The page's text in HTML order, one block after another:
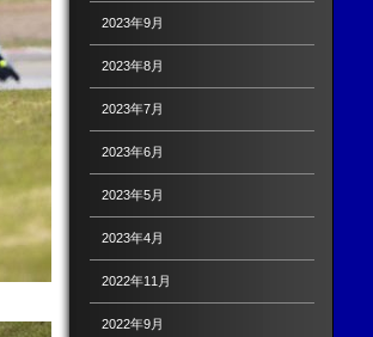
2023年9月
2023年8月
2023年7月
2023年6月
2023年5月
2023年4月
2022年11月
2022年9月